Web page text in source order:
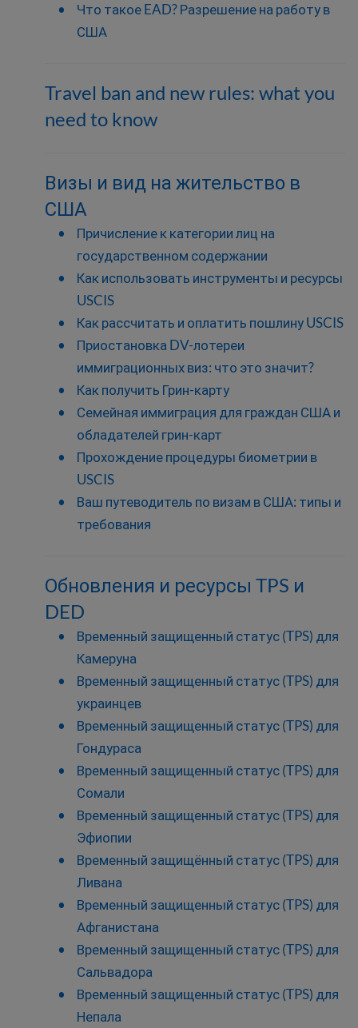
Что такое EAD? Разрешение на работу в
США
Travel ban and new rules: what you
need to know
Визы и вид на жительство в
США
Причисление к категории лиц на
государственном содержании
Как использовать инструменты и ресурсы
USCIS
Как рассчитать и оплатить пошлину USCIS
Приостановка DV-лотереи
иммиграционных виз: что это значит?
Как получить Грин-карту
Семейная иммиграция для граждан США и
обладателей грин-карт
Прохождение процедуры биометрии в
USCIS
Ваш путеводитель по визам в США: типы и
требования
Обновления и ресурсы TPS и
DED
Временный защищенный статус (TPS) для
Камеруна
Временный защищенный статус (TPS) для
украинцев
Временный защищенный статус (TPS) для
Гондураса
Временный защищенный статус (TPS) для
Сомали
Временный защищенный статус (TPS) для
Эфиопии
Временный защищённый статус (TPS) для
Ливана
Временный защищенный статус (TPS) для
Афганистана
Временный защищенный статус (TPS) для
Сальвадора
Временный защищенный статус (TPS) для
Непала